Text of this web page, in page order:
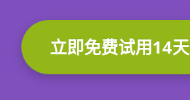
立即免费试用14天